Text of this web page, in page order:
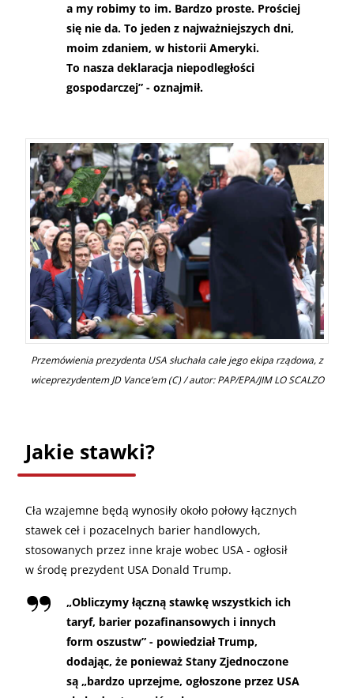
a my robimy to im. Bardzo proste. Prościej
się nie da. To jeden z najważniejszych dni,
moim zdaniem, w historii Ameryki.
To nasza deklaracja niepodległości
gospodarczej” - oznajmił.
Przemówienia prezydenta USA słuchała całe jego ekipa rządowa, z
wiceprezydentem JD Vance’em (C) / autor: PAP/EPA/JIM LO SCALZO
Jakie stawki?
Cła wzajemne będą wynosiły około połowy łącznych
stawek ceł i pozacelnych barier handlowych,
stosowanych przez inne kraje wobec USA - ogłosił
w środę prezydent USA Donald Trump.
„Obliczymy łączną stawkę wszystkich ich
taryf, barier pozafinansowych i innych
form oszustw” - powiedział Trump,
dodając, że ponieważ Stany Zjednoczone
są „bardzo uprzejme, ogłoszone przez USA